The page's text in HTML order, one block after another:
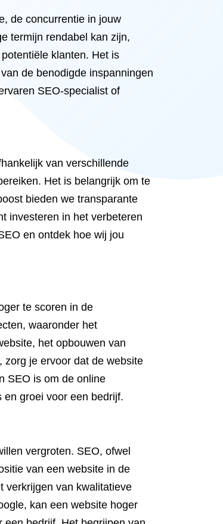
de concurrentie in jouw
termijn rendabel kan zijn,
klanten. Het is
de benodigde inspanningen
SEO-specialist of
van verschillende
Het is belangrijk om te
bieden we transparante
investeren in het verbeteren
en ontdek hoe wij jou
te scoren in de
waaronder het
het opbouwen van
zorg je ervoor dat de website
SEO is om de online
groei voor een bedrijf.
vergroten. SEO, ofwel
van een website in de
verkrijgen van kwalitatieve
kan een website hoger